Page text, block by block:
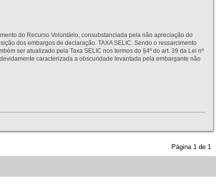
do Recurso Voluntário, consubstanciada pela não apreciação do
dos embargos de declaração. TAXA SELIC. Sendo o ressarcimento
ser atualizado pela Taxa SELIC nos termos do §4º do art. 39 da Lei nº
caracterizada a obscuridade levantada pela embargante não
Página 1 de 1